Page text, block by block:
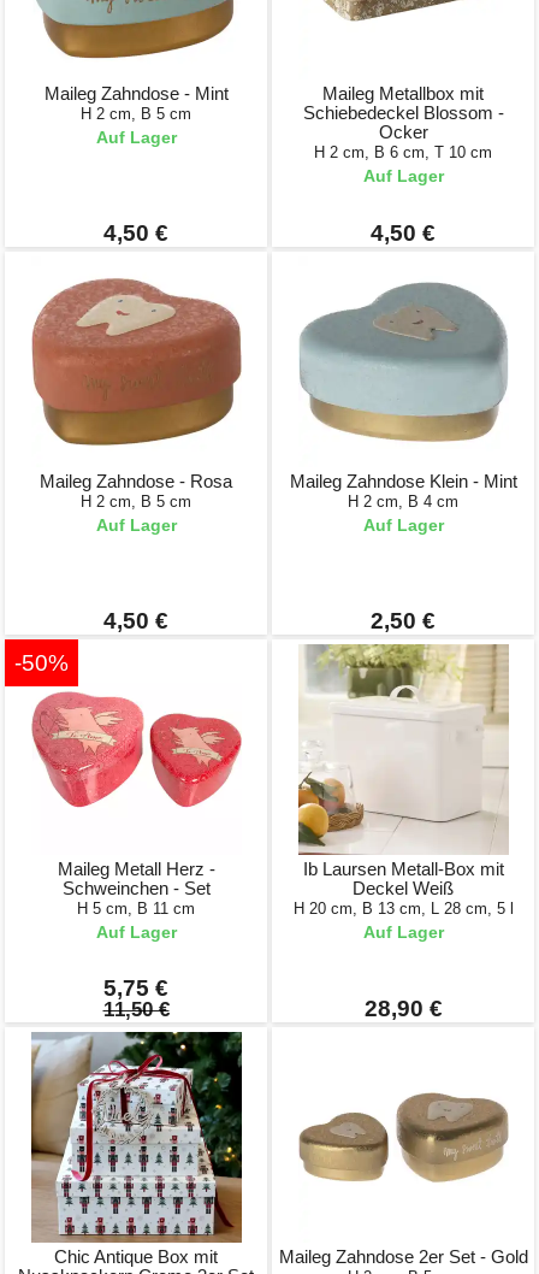
Maileg Zahndose - Mint
H 2 cm, B 5 cm
Auf Lager
4,50 €
Maileg Metallbox mit
Schiebedeckel Blossom -
Ocker
H 2 cm, B 6 cm, T 10 cm
Auf Lager
4,50 €
Maileg Zahndose - Rosa
H 2 cm, B 5 cm
Auf Lager
4,50 €
Maileg Zahndose Klein - Mint
H 2 cm, B 4 cm
Auf Lager
2,50 €
-50%
Maileg Metall Herz -
Schweinchen - Set
H 5 cm, B 11 cm
Auf Lager
5,75 €
11,50 €
Ib Laursen Metall-Box mit
Deckel Weiß
H 20 cm, B 13 cm, L 28 cm, 5 l
Auf Lager
28,90 €
Chic Antique Box mit
Maileg Zahndose 2er Set - Gold